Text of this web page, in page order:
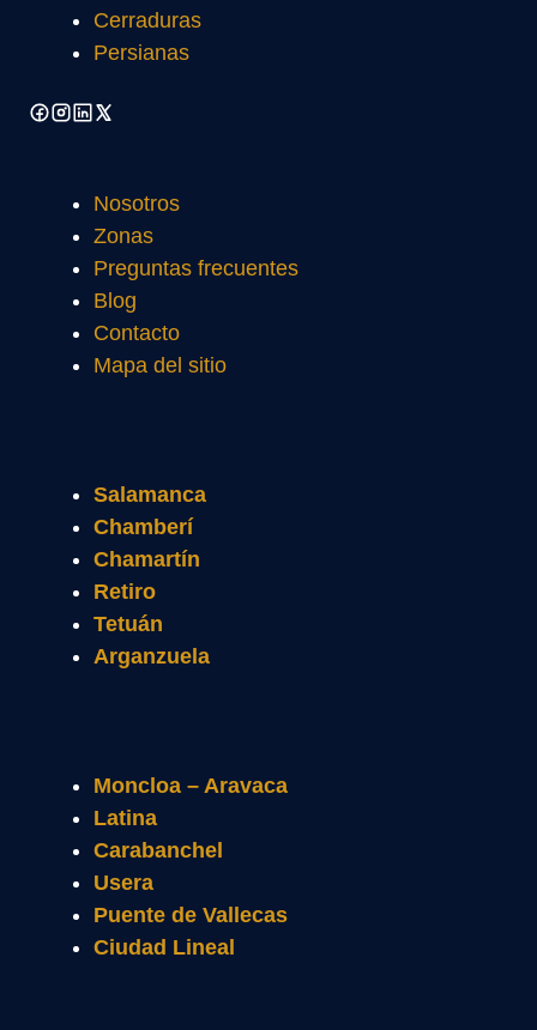
Cerraduras
Persianas
Nosotros
Zonas
Preguntas frecuentes
Blog
Contacto
Mapa del sitio
Salamanca
Chamberí
Chamartín
Retiro
Tetuán
Arganzuela
Moncloa – Aravaca
Latina
Carabanchel
Usera
Puente de Vallecas
Ciudad Lineal